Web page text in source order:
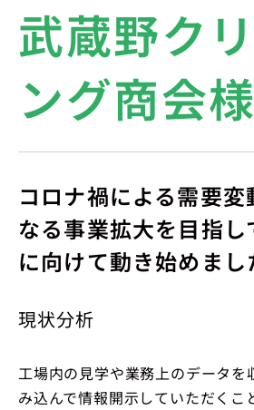
武蔵野ク
ング商会様
コロナ禍による需要変
なる事業拡大を目指し
に向けて動き始めまし
現状分析
工場内の見学や業務上のデータを
み込んで情報開示していただくこ